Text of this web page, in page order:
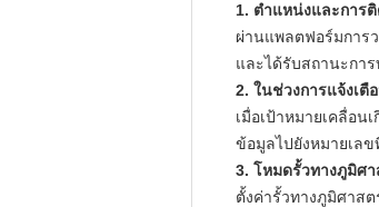
1. ตำแหน่งและการ
ผ่านแพลตฟอร์มการ
และได้รับสถานะกา
2. ในช่วงการแจ้งเตื
เมื่อเป้าหมายเคลื่อน
ข้อมูลไปยังหมายเล
3. โหมดรั้วทางภูมิศ
ตั้งค่ารั้วทางภูมิศาส